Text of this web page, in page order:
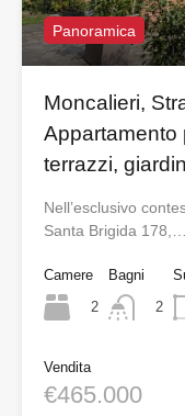
Panoramica
Moncalieri,
Appartamento
terrazzi,
Nell’esclusivo
Santa Brigida 178,…
Camere
2
Bagni
2
Vendita
€465.000